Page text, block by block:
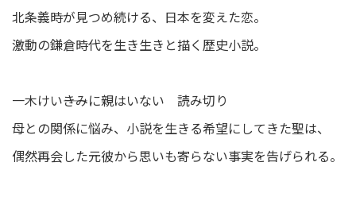
北条義時が見つめ続ける、日本を変えた恋。
激動の鎌倉時代を生き生きと描く歴史小説。
一木けい――きみに親はいない 読み切り
母との関係に悩み、小説を生きる希望にしてきた聖は、
偶然再会した元彼から思いも寄らない事実を告げられる。